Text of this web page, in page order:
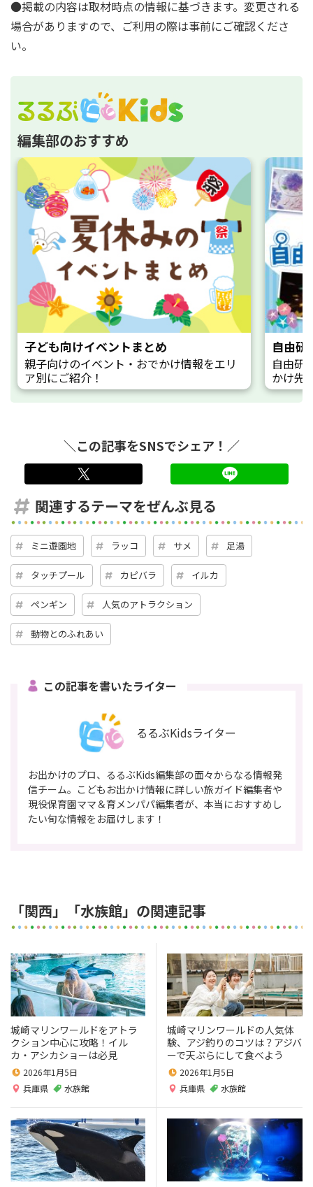
●掲載の内容は取材時点の情報に基づきます。変更される
場合がありますので、ご利用の際は事前にご確認くださ
い。
編集部のおすすめ
子ども向けイベントまとめ
親子向けのイベント・おでかけ情報をエリ
ア別にご紹介！
自由研
自由研
かけ先
＼この記事をSNSでシェア！／
関連するテーマをぜんぶ見る
ミニ遊園地 ラッコ サメ 足湯
タッチプール カピバラ イルカ
ペンギン 人気のアトラクション
動物とのふれあい
この記事を書いたライター
るるぶKidsライター
お出かけのプロ、るるぶKids編集部の面々からなる情報発
信チーム。こどもお出かけ情報に詳しい旅ガイド編集者や
現役保育園ママ＆育メンパパ編集者が、本当におすすめし
たい旬な情報をお届けします！
「関西」「水族館」の関連記事
城崎マリンワールドをアトラ
クション中心に攻略！イル
カ・アシカショーは必見
2026年1月5日
兵庫県
水族館
城崎マリンワールドの人気体
験、アジ釣りのコツは？アジバ
ーで天ぷらにして食べよう
2026年1月5日
兵庫県
水族館